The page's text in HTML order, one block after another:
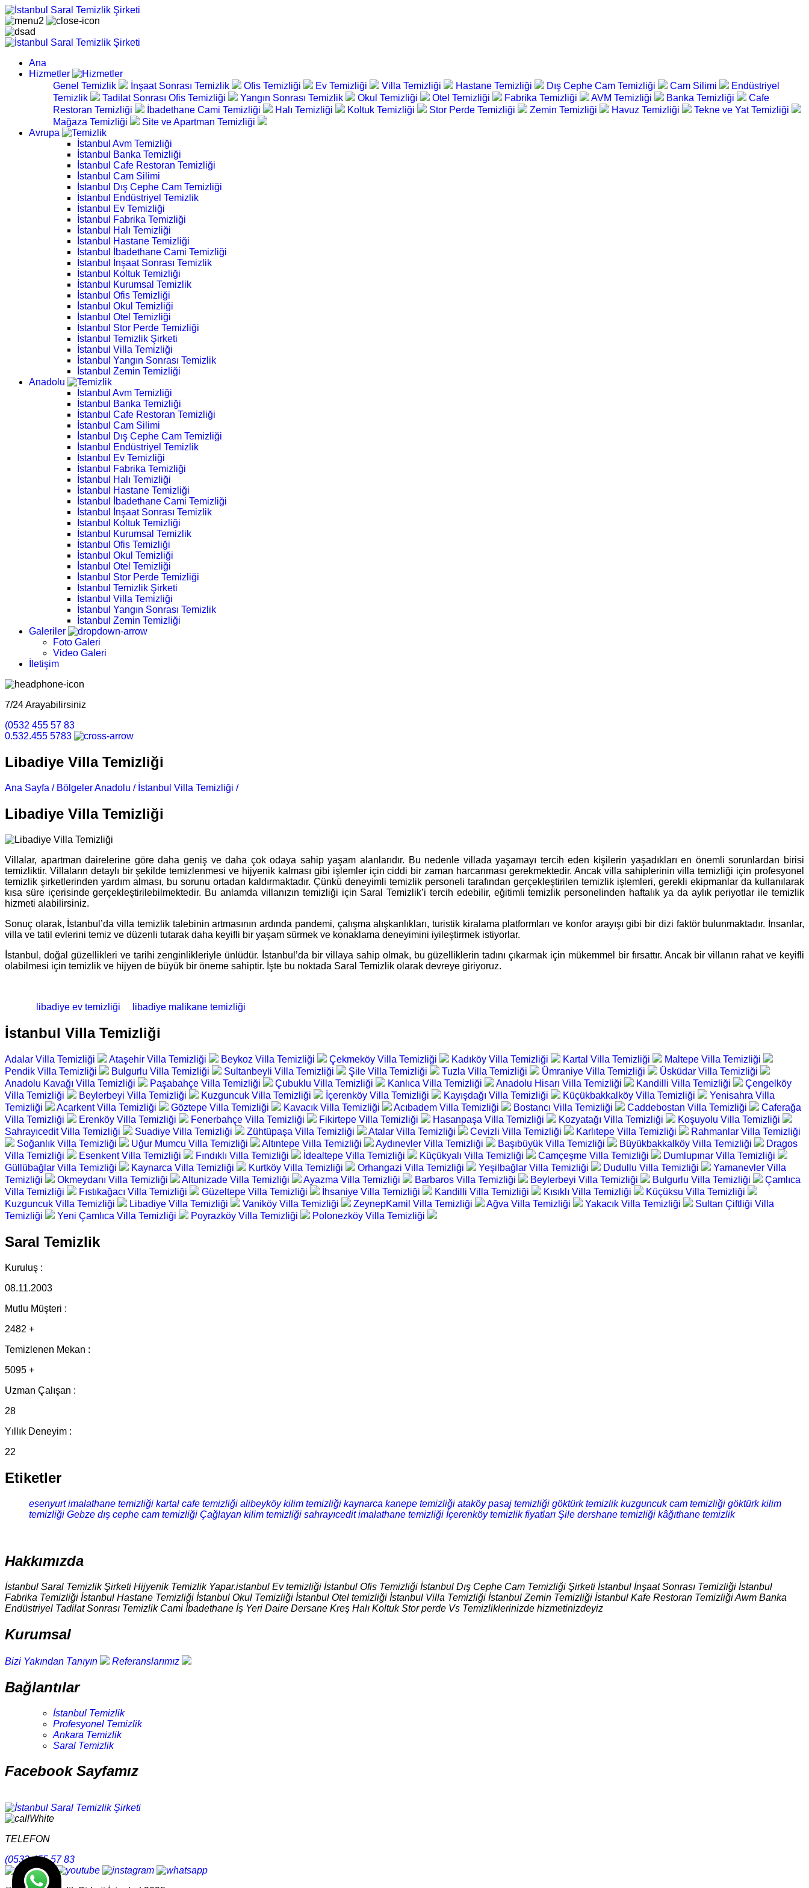
Ana
Hizmetler
Genel Temizlik
İnşaat Sonrası Temizlik Ofis Temizliği Ev Temizliği Villa Temizliği Hastane Temizliği Dış Cephe Cam Temizliği Cam Silimi
Endüstriyel
Temizlik
Tadilat Sonrası Ofis Temizliği Yangın Sonrası Temizlik Okul Temizliği Otel Temizliği Fabrika Temizliği AVM Temizliği Banka Temizliği
Cafe
Restoran Temizliği
İbadethane Cami Temizliği Halı Temizliği Koltuk Temizliği Stor Perde Temizliği Zemin Temizliği Havuz Temizliği
Tekne ve Yat Temizliği
Mağaza Temizliği
Site ve Apartman Temizliği
Avrupa
İstanbul Avm Temizliği
İstanbul Banka Temizliği
İstanbul Cafe Restoran Temizliği
İstanbul Cam Silimi
İstanbul Dış Cephe Cam Temizliği
İstanbul Endüstriyel Temizlik
İstanbul Ev Temizliği
İstanbul Fabrika Temizliği
İstanbul Halı Temizliği
İstanbul Hastane Temizliği
İstanbul İbadethane Cami Temizliği
İstanbul İnşaat Sonrası Temizlik
İstanbul Koltuk Temizliği
İstanbul Kurumsal Temizlik
İstanbul Ofis Temizliği
İstanbul Okul Temizliği
İstanbul Otel Temizliği
İstanbul Stor Perde Temizliği
İstanbul Temizlik Şirketi
İstanbul Villa Temizliği
İstanbul Yangın Sonrası Temizlik
İstanbul Zemin Temizliği
Anadolu
İstanbul Avm Temizliği
İstanbul Banka Temizliği
İstanbul Cafe Restoran Temizliği
İstanbul Cam Silimi
İstanbul Dış Cephe Cam Temizliği
İstanbul Endüstriyel Temizlik
İstanbul Ev Temizliği
İstanbul Fabrika Temizliği
İstanbul Halı Temizliği
İstanbul Hastane Temizliği
İstanbul İbadethane Cami Temizliği
İstanbul İnşaat Sonrası Temizlik
İstanbul Koltuk Temizliği
İstanbul Kurumsal Temizlik
İstanbul Ofis Temizliği
İstanbul Okul Temizliği
İstanbul Otel Temizliği
İstanbul Stor Perde Temizliği
İstanbul Temizlik Şirketi
İstanbul Villa Temizliği
İstanbul Yangın Sonrası Temizlik
İstanbul Zemin Temizliği
Galeriler
Foto Galeri
Video Galeri
İletişim
7/24 Arayabilirsiniz
(0532 455 57 83
0.532.455 5783
Libadiye Villa Temizliği
Ana Sayfa / Bölgeler Anadolu / İstanbul Villa Temizliği /
Libadiye Villa Temizliği
Villalar, apartman dairelerine göre daha geniş ve daha çok odaya sahip yaşam alanlarıdır. Bu nedenle villada yaşamayı tercih eden kişilerin yaşadıkları en önemli sorunlardan birisi
temizliktir. Villaların detaylı bir şekilde temizlenmesi ve hijyenik kalması gibi işlemler için ciddi bir zaman harcanması gerekmektedir. Ancak villa sahiplerinin villa temizliği için profesyonel
temizlik şirketlerinden yardım alması, bu sorunu ortadan kaldırmaktadır. Çünkü deneyimli temizlik personeli tarafından gerçekleştirilen temizlik işlemleri, gerekli ekipmanlar da kullanılarak
kısa süre içerisinde gerçekleştirilebilmektedir. Bu anlamda villanızın temizliği için Saral Temizlik’i tercih edebilir, eğitimli temizlik personelinden haftalık ya da aylık periyotlar ile temizlik
hizmeti alabilirsiniz.
Sonuç olarak, İstanbul’da villa temizlik talebinin artmasının ardında pandemi, çalışma alışkanlıkları, turistik kiralama platformları ve konfor arayışı gibi bir dizi faktör bulunmaktadır. İnsanlar,
villa ve tatil evlerini temiz ve düzenli tutarak daha keyifli bir yaşam sürmek ve konaklama deneyimini iyileştirmek istiyorlar.
İstanbul, doğal güzellikleri ve tarihi zenginlikleriyle ünlüdür. İstanbul’da bir villaya sahip olmak, bu güzelliklerin tadını çıkarmak için mükemmel bir fırsattır. Ancak bir villanın rahat ve keyifli
olabilmesi için temizlik ve hijyen de büyük bir öneme sahiptir. İşte bu noktada Saral Temizlik olarak devreye giriyoruz.
libadiye ev temizliği libadiye malikane temizliği
İstanbul Villa Temizliği
Adalar Villa Temizliği Ataşehir Villa Temizliği Beykoz Villa Temizliği Çekmeköy Villa Temizliği Kadıköy Villa Temizliği Kartal Villa Temizliği
Maltepe Villa Temizliği
Pendik Villa Temizliği
Bulgurlu Villa Temizliği Sultanbeyli Villa Temizliği Şile Villa Temizliği Tuzla Villa Temizliği Ümraniye Villa Temizliği
Üsküdar Villa Temizliği
Anadolu Kavağı Villa Temizliği
Paşabahçe Villa Temizliği Çubuklu Villa Temizliği Kanlıca Villa Temizliği Anadolu Hisarı Villa Temizliği Kandilli Villa Temizliği
Çengelköy
Villa Temizliği
Beylerbeyi Villa Temizliği Kuzguncuk Villa Temizliği İçerenköy Villa Temizliği Kayışdağı Villa Temizliği Küçükbakkalköy Villa Temizliği
Yenisahra Villa
Temizliği
Acarkent Villa Temizliği Göztepe Villa Temizliği Kavacık Villa Temizliği Acıbadem Villa Temizliği Bostancı Villa Temizliği Caddebostan Villa Temizliği
Caferağa
Villa Temizliği
Erenköy Villa Temizliği Fenerbahçe Villa Temizliği Fikirtepe Villa Temizliği Hasanpaşa Villa Temizliği Kozyatağı Villa Temizliği
Koşuyolu Villa Temizliği
Sahrayıcedit Villa Temizliği
Suadiye Villa Temizliği Zühtüpaşa Villa Temizliği Atalar Villa Temizliği Cevizli Villa Temizliği Karlıtepe Villa Temizliği
Rahmanlar Villa Temizliği
Soğanlık Villa Temizliği
Uğur Mumcu Villa Temizliği Altıntepe Villa Temizliği Aydınevler Villa Temizliği Başıbüyük Villa Temizliği Büyükbakkalköy Villa Temizliği
Dragos
Villa Temizliği
Esenkent Villa Temizliği Fındıklı Villa Temizliği İdealtepe Villa Temizliği Küçükyalı Villa Temizliği Camçeşme Villa Temizliği
Dumlupınar Villa Temizliği
Güllübağlar Villa Temizliği
Kaynarca Villa Temizliği Kurtköy Villa Temizliği Orhangazi Villa Temizliği Yeşilbağlar Villa Temizliği Dudullu Villa Temizliği
Yamanevler Villa
Temizliği
Okmeydanı Villa Temizliği Altunizade Villa Temizliği Ayazma Villa Temizliği Barbaros Villa Temizliği Beylerbeyi Villa Temizliği Bulgurlu Villa Temizliği
Çamlıca
Villa Temizliği
Fıstıkağacı Villa Temizliği Güzeltepe Villa Temizliği İhsaniye Villa Temizliği Kandilli Villa Temizliği Kısıklı Villa Temizliği
Küçüksu Villa Temizliği
Kuzguncuk Villa Temizliği
Libadiye Villa Temizliği Vaniköy Villa Temizliği ZeynepKamil Villa Temizliği Ağva Villa Temizliği Yakacık Villa Temizliği
Sultan Çiftliği Villa
Temizliği
Yeni Çamlıca Villa Temizliği Poyrazköy Villa Temizliği Polonezköy Villa Temizliği
Saral Temizlik
Kuruluş :
08.11.2003
Mutlu Müşteri :
2482 +
Temizlenen Mekan :
5095 +
Uzman Çalışan :
28
Yıllık Deneyim :
22
Etiketler
esenyurt imalathane temizliği kartal cafe temizliği alibeyköy kilim temizliği kaynarca kanepe temizliği ataköy pasaj temizliği göktürk temizlik kuzguncuk cam temizliği göktürk kilim
temizliği Gebze dış cephe cam temizliği Çağlayan kilim temizliği sahrayıcedit imalathane temizliği İçerenköy temizlik fiyatları Şile dershane temizliği kâğıthane temizlik
Hakkımızda
İstanbul Saral Temizlik Şirketi Hijyenik Temizlik Yapar.istanbul Ev temizliği İstanbul Ofis Temizliği İstanbul Dış Cephe Cam Temizliği Şirketi İstanbul İnşaat Sonrası Temizliği İstanbul
Fabrika Temizliği İstanbul Hastane Temizliği İstanbul Okul Temizliği İstanbul Otel temizliği İstanbul Villa Temizliği İstanbul Zemin Temizliği İstanbul Kafe Restoran Temizliği Awm Banka
Endüstriyel Tadilat Sonrası Temizlik Cami İbadethane İş Yeri Daire Dersane Kreş Halı Koltuk Stor perde Vs Temizliklerinizde hizmetinizdeyiz
Kurumsal
Bizi Yakından Tanıyın Referanslarımız
Bağlantılar
İstanbul Temizlik
Profesyonel Temizlik
Ankara Temizlik
Saral Temizlik
Facebook Sayfamız
TELEFON
(0532 455 57 83